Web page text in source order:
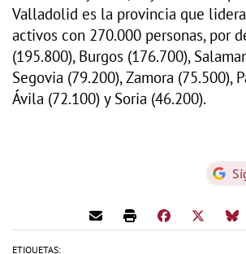
Valladolid es la provincia que
activos con 270.000 personas, por
(195.800), Burgos (176.700),
Segovia (79.200), Zamora (75.500),
Ávila (72.100) y Soria (46.200).
ETIQUETAS: